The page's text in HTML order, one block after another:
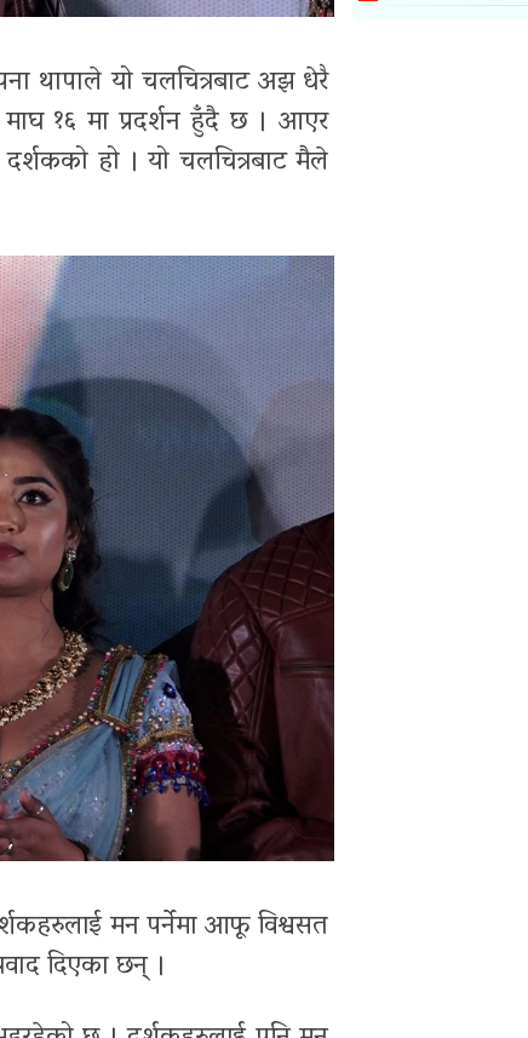
थापाले यो चलचित्रबाट अझ धेरै
१६ मा प्रदर्शन हुँदै छ । आएर
हो । यो चलचित्रबाट मैले
मन पर्नेमा आफू विश्वसत
दिएका छन् ।